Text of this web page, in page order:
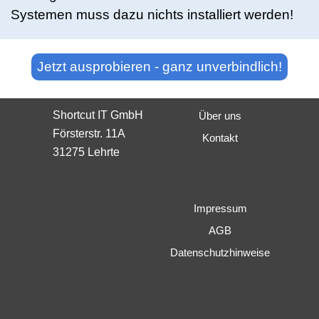
Systemen muss dazu nichts installiert werden!
Jetzt ausprobieren - ganz unverbindlich!
Shortcut IT GmbH
Försterstr. 11A
31275 Lehrte
Über uns
Kontakt
Impressum
AGB
Datenschutzhinweise